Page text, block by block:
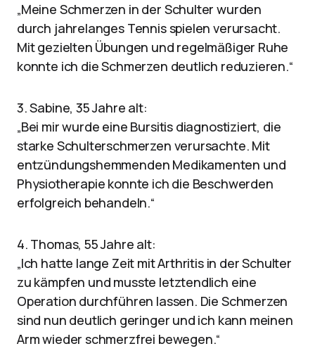
„Meine Schmerzen in der Schulter wurden
durch jahrelanges Tennis spielen verursacht.
Mit gezielten Übungen und regelmäßiger Ruhe
konnte ich die Schmerzen deutlich reduzieren.“
3. Sabine, 35 Jahre alt:
„Bei mir wurde eine Bursitis diagnostiziert, die
starke Schulterschmerzen verursachte. Mit
entzündungshemmenden Medikamenten und
Physiotherapie konnte ich die Beschwerden
erfolgreich behandeln.“
4. Thomas, 55 Jahre alt:
„Ich hatte lange Zeit mit Arthritis in der Schulter
zu kämpfen und musste letztendlich eine
Operation durchführen lassen. Die Schmerzen
sind nun deutlich geringer und ich kann meinen
Arm wieder schmerzfrei bewegen.“